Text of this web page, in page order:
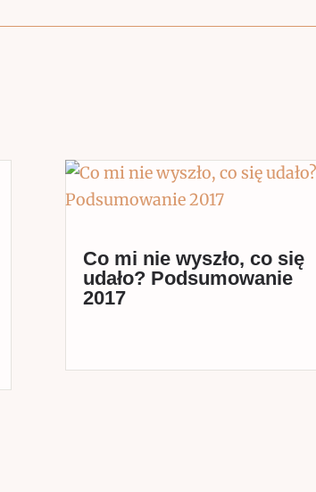
Co mi nie wyszło, co się
udało? Podsumowanie
2017